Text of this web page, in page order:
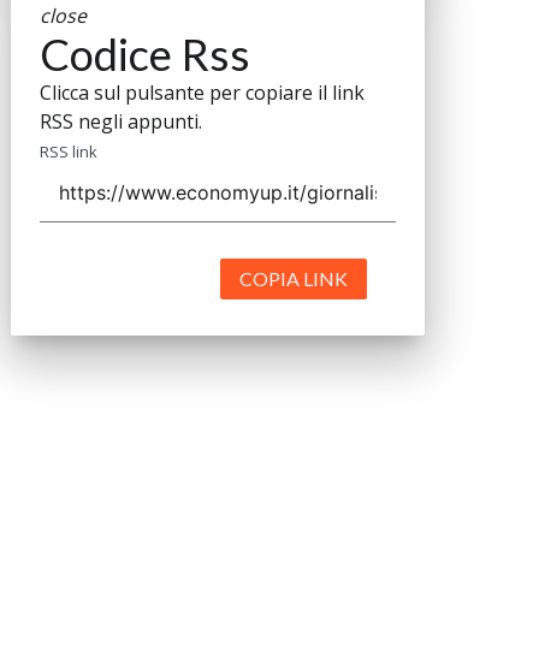
close
Codice Rss
Clicca sul pulsante per copiare il link
RSS negli appunti.
RSS link
COPIA LINK